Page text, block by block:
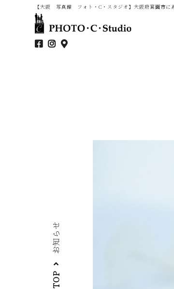
【大阪 写真館 フォト・C・スタジオ】大阪府箕面市に
TOP
お知らせ